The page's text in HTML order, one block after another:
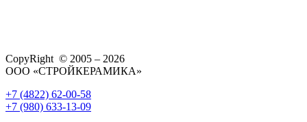
CopyRight © 2005 – 2026
ООО «СТРОЙКЕРАМИКА»
+7 (4822) 62-00-58
+7 (980) 633-13-09